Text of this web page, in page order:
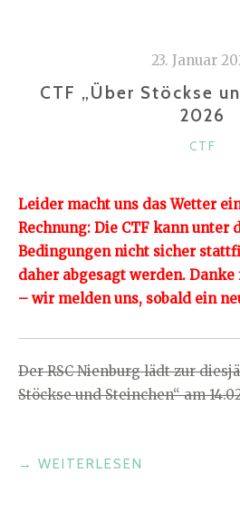
23. Januar
CTF „Über Stöckse
2026
CTF
Leider macht uns das Wetter
Rechnung: Die CTF kann unter
Bedingungen nicht sicher
daher abgesagt werden.
– wir melden uns, sobald ein
Der RSC Nienburg lädt zur
Stöckse und Steinchen“ am
"CTF
→ WEITERLESEN